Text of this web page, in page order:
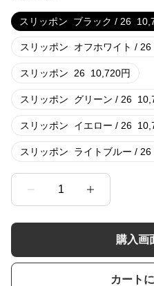
スリッポン ブラック / 26
スリッポン オフホワイト / 26
スリッポン 26 10,720円
スリッポン グリーン / 26
スリッポン イエロー / 26
スリッポン ライトブルー / 26
1
購入画
カート